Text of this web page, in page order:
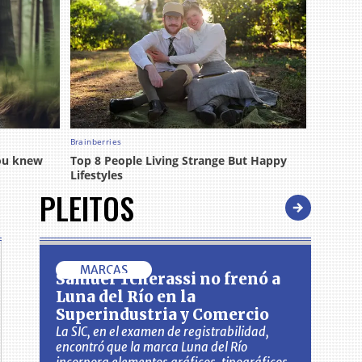
PLEITOS
MARCAS
Samuel Tcherassi no frenó a
Luna del Río en la
Superindustria y Comercio
La SIC, en el examen de registrabilidad,
encontró que la marca Luna del Río